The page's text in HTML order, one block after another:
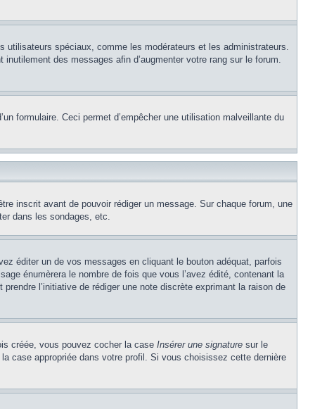
utilisateurs spéciaux, comme les modérateurs et les administrateurs.
des messages afin d’augmenter votre rang sur le forum.
formulaire. Ceci permet d’empêcher une utilisation malveillante du
inscrit avant de pouvoir rédiger un message. Sur chaque forum, une
dans les sondages, etc.
éditer un de vos messages en cliquant le bouton adéquat, parfois
énumèrera le nombre de fois que vous l’avez édité, contenant la
prendre l’initiative de rédiger une note discrète exprimant la raison de
créée, vous pouvez cocher la case Insérer une signature sur le
case appropriée dans votre profil. Si vous choisissez cette dernière